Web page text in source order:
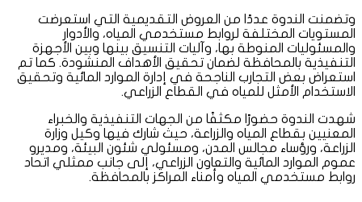
وتضمنت الندوة عددًا من العروض التقديمية التي استعرضت
المستويات المختلفة لروابط مستخدمي المياه، والأدوار
والمسئوليات المنوطة بها، وآليات التنسيق بينها وبين الأجهزة
التنفيذية بالمحافظة لضمان تحقيق الأهداف المنشودة. كما تم
استعراض بعض التجارب الناجحة في إدارة الموارد المائية وتحقيق
الاستخدام الأمثل للمياه في القطاع الزراعي.
شهدت الندوة حضورًا مكثفًا من الجهات التنفيذية والخبراء
المعنيين بقطاع المياه والزراعة، حيث شارك فيها وكيل وزارة
الزراعة، ورؤساء مجالس المدن، ومسئولي شئون البيئة، ومديرو
عموم الموارد المائية والتعاون الزراعي، إلى جانب ممثلي اتحاد
روابط مستخدمي المياه وأمناء المراكز بالمحافظة.